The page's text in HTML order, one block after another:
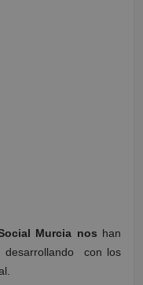
Murcia nos han
con los